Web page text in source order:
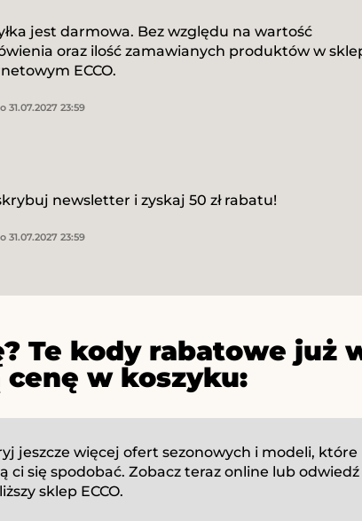
jest darmowa. Bez względu na wartość
oraz ilość zamawianych produktów w
ECCO.
31.07.2027 23:59
newsletter i zyskaj 50 zł rabatu!
31.07.2027 23:59
Te kody rabatowe już
w koszyku:
jeszcze więcej ofert sezonowych i modeli, które
ci się spodobać. Zobacz teraz online lub odwiedź
sklep ECCO.